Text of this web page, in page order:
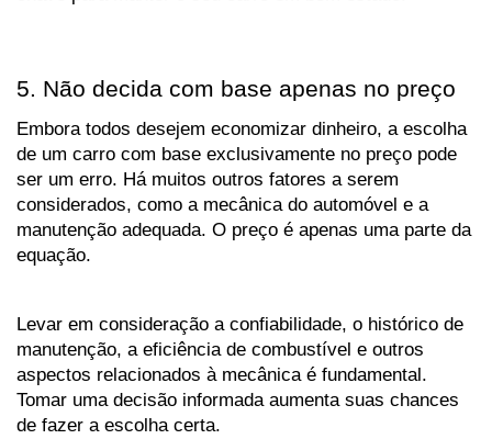
5. Não decida com base apenas no preço
Embora todos desejem economizar dinheiro, a escolha
de um carro com base exclusivamente no preço pode
ser um erro. Há muitos outros fatores a serem
considerados, como a mecânica do automóvel e a
manutenção adequada. O preço é apenas uma parte da
equação.
Levar em consideração a confiabilidade, o histórico de
manutenção, a eficiência de combustível e outros
aspectos relacionados à mecânica é fundamental.
Tomar uma decisão informada aumenta suas chances
de fazer a escolha certa.